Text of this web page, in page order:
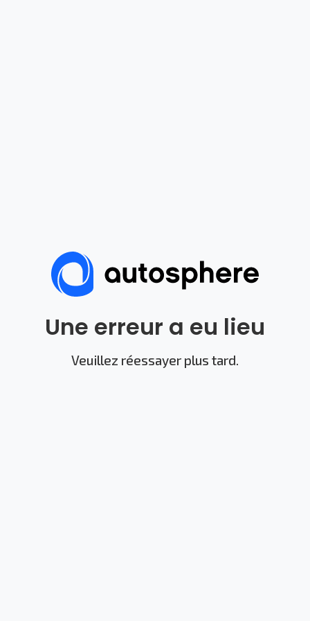
Une erreur a eu lieu
Veuillez réessayer plus tard.